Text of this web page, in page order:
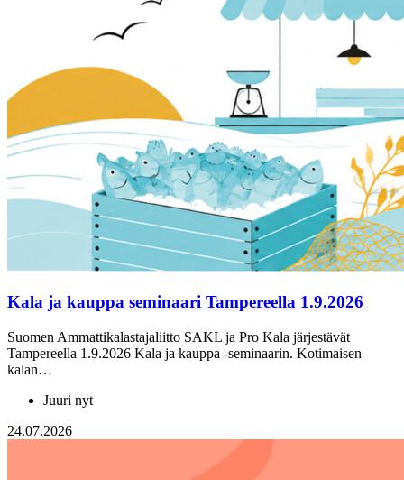
Kala ja kauppa seminaari Tampereella 1.9.2026
Suomen Ammattikalastajaliitto SAKL ja Pro Kala järjestävät
Tampereella 1.9.2026 Kala ja kauppa -seminaarin. Kotimaisen
kalan…
Juuri nyt
24.07.2026